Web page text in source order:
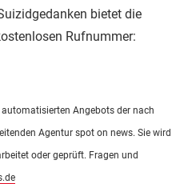
bietet die
Rufnummer:
automatisierten Angebots der nach
Agentur spot on news. Sie wird
oder geprüft. Fragen und